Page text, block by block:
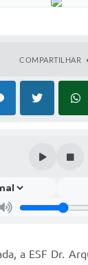
COMPARTILHAR
a ESF Dr.